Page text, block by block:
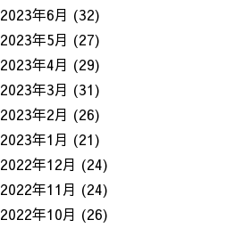
2023年6月 (32)
2023年5月 (27)
2023年4月 (29)
2023年3月 (31)
2023年2月 (26)
2023年1月 (21)
2022年12月 (24)
2022年11月 (24)
2022年10月 (26)